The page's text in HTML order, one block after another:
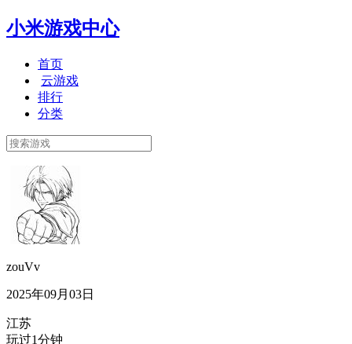
小米游戏中心
首页
云游戏
排行
分类
zouVv
2025年09月03日
江苏
玩过1分钟